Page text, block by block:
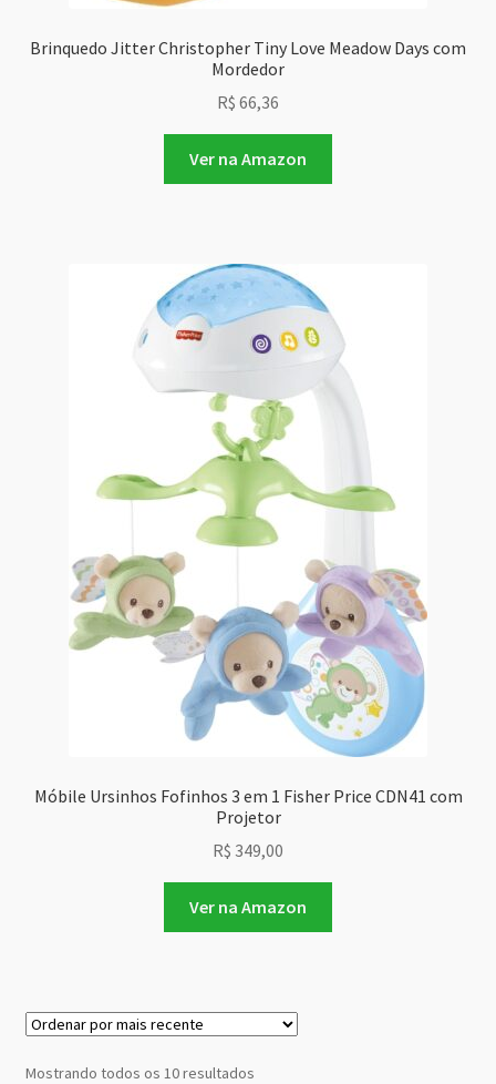
Brinquedo Jitter Christopher Tiny Love Meadow Days com
Mordedor
R$ 66,36
Ver na Amazon
Móbile Ursinhos Fofinhos 3 em 1 Fisher Price CDN41 com
Projetor
R$ 349,00
Ver na Amazon
Mostrando todos os 10 resultadosClassificado